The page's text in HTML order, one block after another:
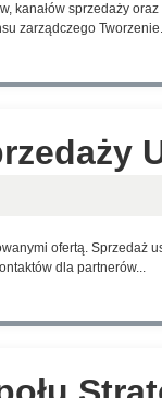
kanałów sprzedaży
zarządczego
ofertą. Sprzedaż
dla partnerów...